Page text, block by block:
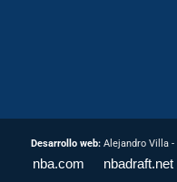
Desarrollo web:Alejandro Villa -
nba.com nbadraft.net